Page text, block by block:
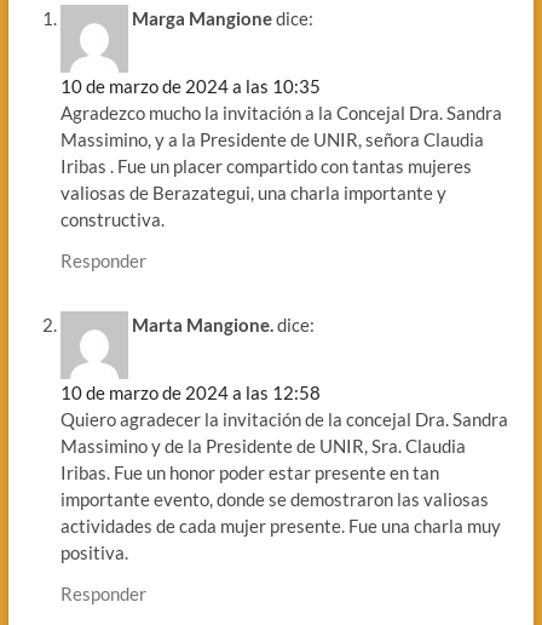
Marga Mangionedice:
10 de marzo de 2024 a las 10:35
Agradezco mucho la invitación a la Concejal Dra. Sandra
Massimino, y a la Presidente de UNIR, señora Claudia
Iribas . Fue un placer compartido con tantas mujeres
valiosas de Berazategui, una charla importante y
constructiva.
Responder
Marta Mangione. dice:
10 de marzo de 2024 a las 12:58
Quiero agradecer la invitación de la concejal Dra. Sandra
Massimino y de la Presidente de UNIR, Sra. Claudia
Iribas. Fue un honor poder estar presente en tan
importante evento, donde se demostraron las valiosas
actividades de cada mujer presente. Fue una charla muy
positiva.
Responder